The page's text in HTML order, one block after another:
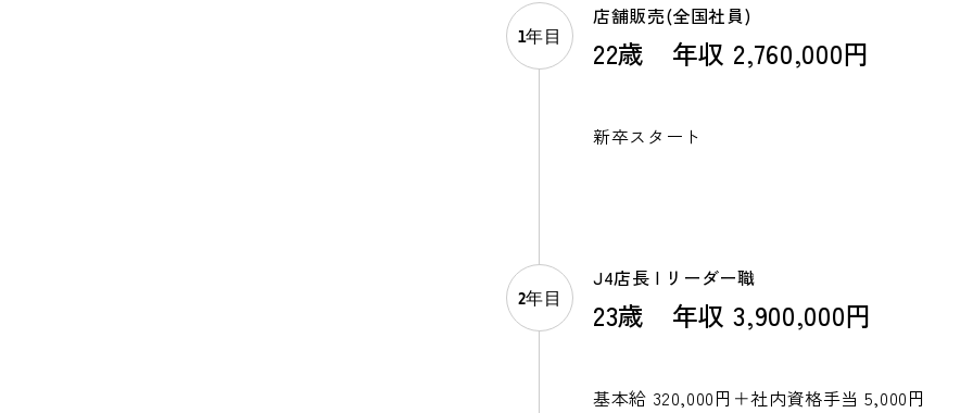
1年目
店舗販売(全国社員)
22歳 年収 2,760,000円
新卒スタート
2年目
J4店長 | リーダー職
23歳 年収 3,900,000円
基本給 320,000円＋社内資格手当 5,000円